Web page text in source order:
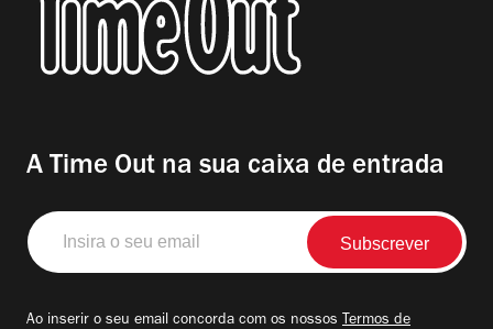
A Time Out na sua caixa de entrada
Insira
o
seu
Ao inserir o seu email concorda com os nossos Termos de